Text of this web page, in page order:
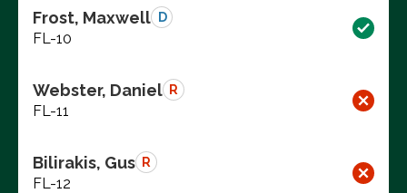
Frost, Maxwell D
FL-10
Webster, Daniel R
FL-11
Bilirakis, Gus R
FL-12